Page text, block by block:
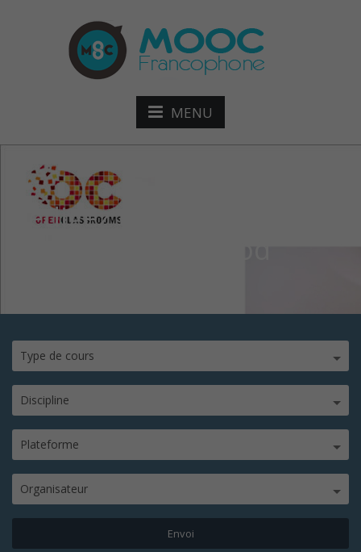
MENU
Rédigez des écrits
Type de cours
Discipline
Plateforme
Organisateur